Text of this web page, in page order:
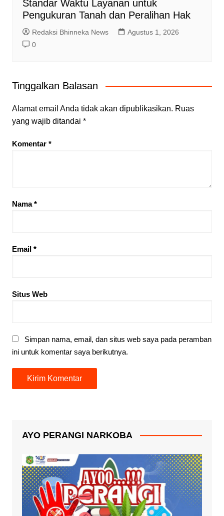
Standar Waktu Layanan untuk
Pengukuran Tanah dan Peralihan Hak
Redaksi Bhinneka News
Agustus 1, 2026
0
Tinggalkan Balasan
Alamat email Anda tidak akan dipublikasikan. Ruas
yang wajib ditandai *
Komentar *
Nama*
Email *
Situs Web
Simpan nama, email, dan situs web saya pada peramban
ini untuk komentar saya berikutnya.
AYO PERANGI NARKOBA